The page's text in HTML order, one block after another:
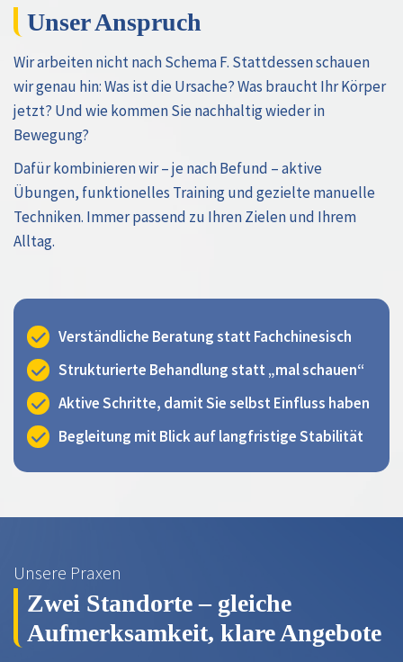
Unser Anspruch
Wir arbeiten nicht nach Schema F. Stattdessen schauen
wir genau hin: Was ist die Ursache? Was braucht Ihr Körper
jetzt? Und wie kommen Sie nachhaltig wieder in
Bewegung?
Dafür kombinieren wir – je nach Befund – aktive
Übungen, funktionelles Training und gezielte manuelle
Techniken. Immer passend zu Ihren Zielen und Ihrem
Alltag.
Verständliche Beratung statt Fachchinesisch
Strukturierte Behandlung statt „mal schauen“
Aktive Schritte, damit Sie selbst Einfluss haben
Begleitung mit Blick auf langfristige Stabilität
Unsere Praxen
Zwei Standorte – gleiche
Aufmerksamkeit, klare Angebote